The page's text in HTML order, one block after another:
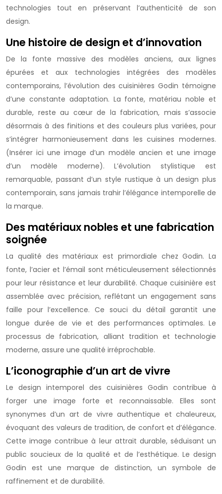
technologies tout en préservant l’authenticité de son
design.
Une histoire de design et d’innovation
De la fonte massive des modèles anciens, aux lignes
épurées et aux technologies intégrées des modèles
contemporains, l’évolution des cuisinières Godin témoigne
d’une constante adaptation. La fonte, matériau noble et
durable, reste au cœur de la fabrication, mais s’associe
désormais à des finitions et des couleurs plus variées, pour
s’intégrer harmonieusement dans les cuisines modernes.
(Insérer ici une image d’un modèle ancien et une image
d’un modèle moderne). L’évolution stylistique est
remarquable, passant d’un style rustique à un design plus
contemporain, sans jamais trahir l’élégance intemporelle de
la marque.
Des matériaux nobles et une fabrication
soignée
La qualité des matériaux est primordiale chez Godin. La
fonte, l’acier et l’émail sont méticuleusement sélectionnés
pour leur résistance et leur durabilité. Chaque cuisinière est
assemblée avec précision, reflétant un engagement sans
faille pour l’excellence. Ce souci du détail garantit une
longue durée de vie et des performances optimales. Le
processus de fabrication, alliant tradition et technologie
moderne, assure une qualité irréprochable.
L’iconographie d’un art de vivre
Le design intemporel des cuisinières Godin contribue à
forger une image forte et reconnaissable. Elles sont
synonymes d’un art de vivre authentique et chaleureux,
évoquant des valeurs de tradition, de confort et d’élégance.
Cette image contribue à leur attrait durable, séduisant un
public soucieux de la qualité et de l’esthétique. Le design
Godin est une marque de distinction, un symbole de
raffinement et de durabilité.